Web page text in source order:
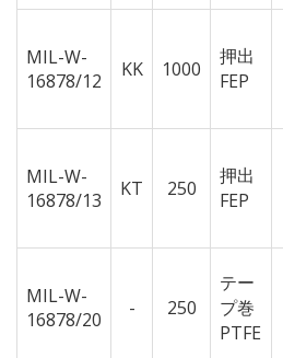
MIL-W-
16878/12
KK 1000
押出
FEP
MIL-W-
16878/13
KT 250
押出
FEP
MIL-W-
16878/20
- 250
テー
プ巻
PTFE